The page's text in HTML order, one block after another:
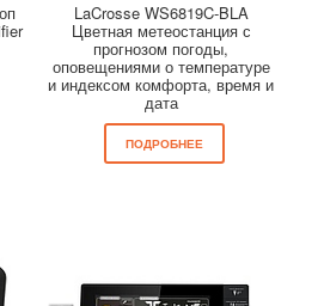
LaCrosse WS6819C-BLA
Цветная метеостанция с
прогнозом погоды,
оповещениями о температуре
и индексом комфорта, время и
дата
ПОДРОБНЕЕ